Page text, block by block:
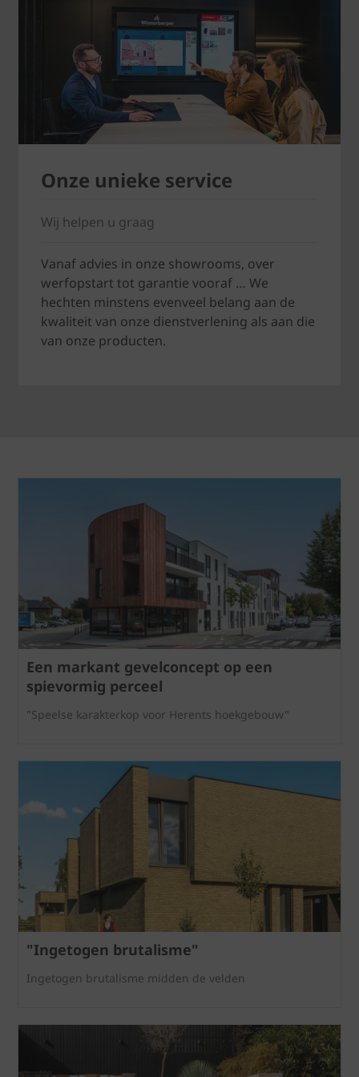
Onze unieke service
Wij helpen u graag
Vanaf advies in onze showrooms, over
werfopstart tot garantie vooraf … We
hechten minstens evenveel belang aan de
kwaliteit van onze dienstverlening als aan die
van onze producten.
Een markant gevelconcept op een
spievormig perceel
"Speelse karakterkop voor Herents hoekgebouw"
"Ingetogen brutalisme"
Ingetogen brutalisme midden de velden